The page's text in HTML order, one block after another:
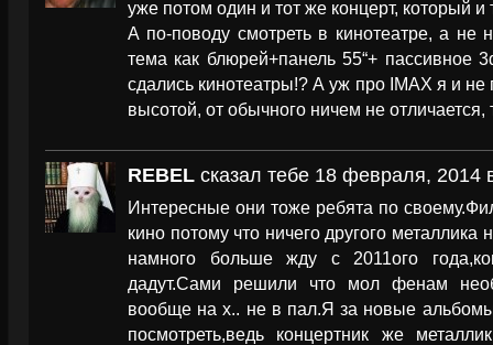
уже потом один и тот же концерт, который и
А по-поводу смотреть в кинотеатре, а не
тема как блюрей+панель 55“+ паccивное
сдались кинотеатры!? А уж про IMAX я и не
высотой, от обычного ничем не отличается,
REBEL сказал тебе 18 февраля, 2014
Интересные они тоже ребята по
кино потому что ничего другого металлика
намного больше жду с 2011ого
дадут.Сами решили что мол фенам
вообще на х.. не в пал.Я за новые
посмотреть,ведь концертник же